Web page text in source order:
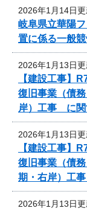
2026年1月14日
岐阜県立華陽
置に係る一般
2026年1月13日
【建設工事】
復旧事業（債
岸）工事 に関
2026年1月13日
【建設工事】
復旧事業（債
期・右岸）工
2026年1月13日